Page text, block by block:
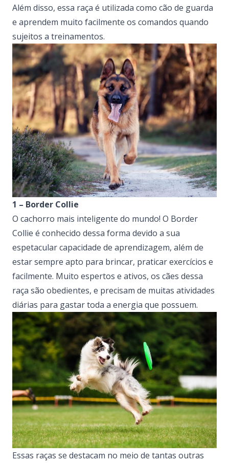
Além disso, essa raça é utilizada como cão de guarda
e aprendem muito facilmente os comandos quando
sujeitos a treinamentos.
1 – Border Collie
O cachorro mais inteligente do mundo! O Border
Collie é conhecido dessa forma devido a sua
espetacular capacidade de aprendizagem, além de
estar sempre apto para brincar, praticar exercícios e
facilmente. Muito espertos e ativos, os cães dessa
raça são obedientes, e precisam de muitas atividades
diárias para gastar toda a energia que possuem.
Essas raças se destacam no meio de tantas outras